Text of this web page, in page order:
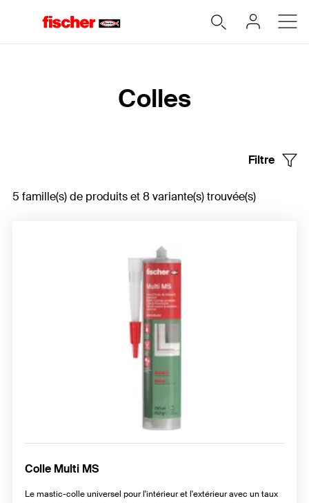
Colles
Filtre
5 famille(s) de produits et 8 variante(s) trouvée(s)
Colle Multi MS
Le mastic-colle universel pour l'intérieur et l'extérieur avec un taux